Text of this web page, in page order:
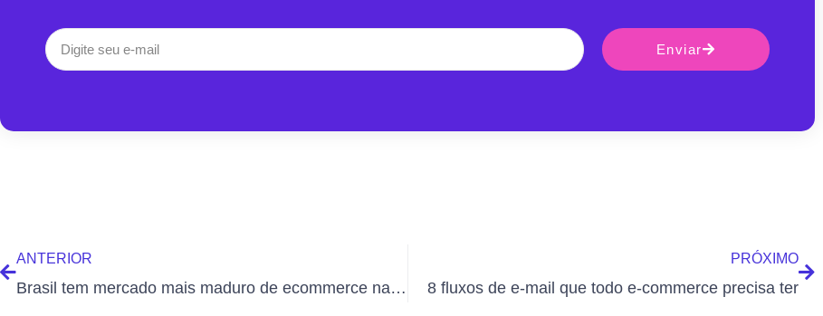
Enviar
ANTERIOR
Brasil tem mercado mais maduro de ecommerce na América Latina
PRÓXIMO
8 fluxos de e-mail que todo e-commerce precisa ter